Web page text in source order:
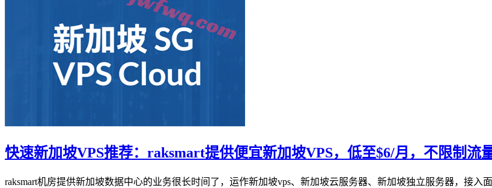
快速新加坡VPS推荐：raksmart提供便宜新加坡VPS，低至$6/月，不限制流
raksmart机房提供新加坡数据中心的业务很长时间了，运作新加坡vps、新加坡云服务器、新加坡独立服务器，接入